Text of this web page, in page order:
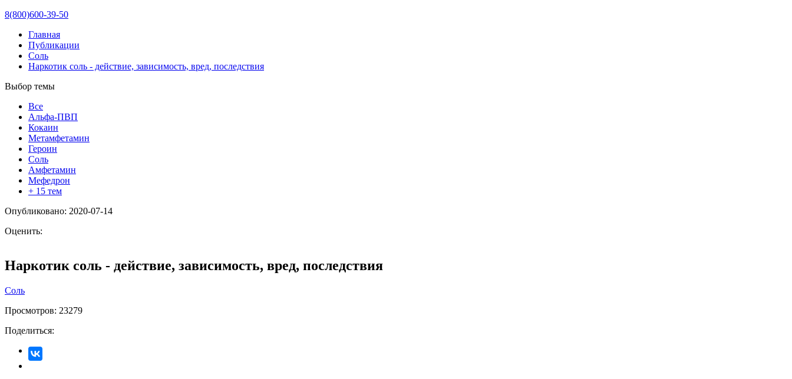
8(800)600-39-50
Главная
Публикации
Соль
Наркотик соль - действие, зависимость, вред, последствия
Выбор темы
Все
Альфа-ПВП
Кокаин
Метамфетамин
Героин
Соль
Амфетамин
Мефедрон
+ 15 тем
Опубликовано: 2020-07-14
Оценить:
Наркотик соль - действие, зависимость, вред, последствия
Соль
Просмотров: 23279
Поделиться: